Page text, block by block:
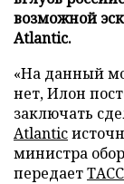
возможной
Atlantic.
«На данный
нет, Илон
заключать
Atlantic
министра
передаетТАСС